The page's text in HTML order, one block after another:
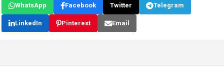
WhatsApp Facebook Twitter Telegram
LinkedIn Pinterest Email